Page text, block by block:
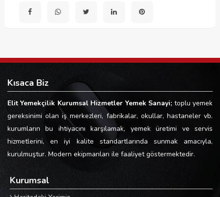
Kısaca Biz
Elit Yemekçilik Kurumsal Hizmetler Yemek Sanayi; toplu yemek
gereksinimi olan iş merkezleri, fabrikalar, okullar, hastaneler vb.
kurumların bu ihtiyacını karşılamak, yemek üretimi ve servis
hizmetlerini, en iyi kalite standartlarında sunmak amacıyla,
kurulmuştur. Modern ekipmanları ile faaliyet göstermektedir.
Kurumsal